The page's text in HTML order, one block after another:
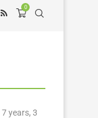
0
7 years, 3